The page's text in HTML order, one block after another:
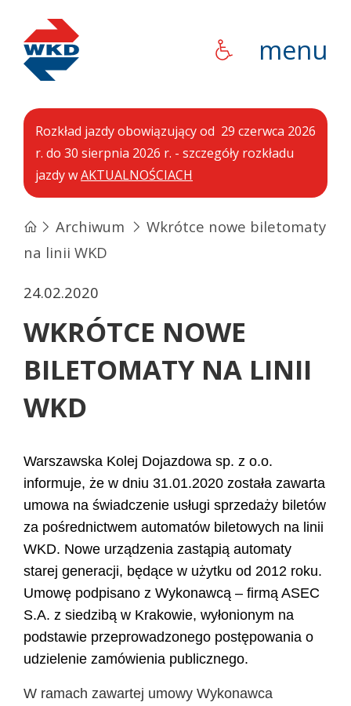
WKD
menu
Rozkład jazdy obowiązujący od 29 czerwca 2026
r. do 30 sierpnia 2026 r. - szczegóły rozkładu
jazdy wAKTUALNOŚCIACH
Archiwum
Wkrótce nowe biletomaty
na linii WKD
24.02.2020
WKRÓTCE NOWE
BILETOMATY NA LINII
WKD
Warszawska Kolej Dojazdowa sp. z o.o.
informuje, że w dniu 31.01.2020 została zawarta
umowa na świadczenie usługi sprzedaży biletów
za pośrednictwem automatów biletowych na linii
WKD. Nowe urządzenia zastąpią automaty
starej generacji, będące w użytku od 2012 roku.
Umowę podpisano z Wykonawcą – firmą ASEC
S.A. z siedzibą w Krakowie, wyłonionym na
podstawie przeprowadzonego postępowania o
udzielenie zamówienia publicznego.
W ramach zawartej umowy Wykonawca